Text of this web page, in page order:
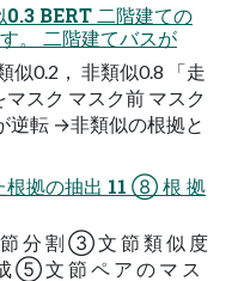
BERT 二階建ての
。 二階建てバスが
似0.2， 非類似0.8 「走
スク マスク前 マスク
逆転 →非類似の根拠と
根拠の抽出 11 ⑧ 根 拠
分 割 ③ 文 節 類 似 度
⑤ 文 節 ペ ア の マ ス